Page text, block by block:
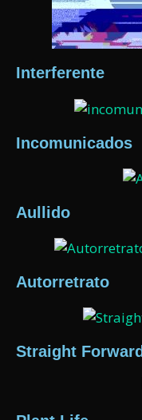
Interferente
Incomunicados
Aullido
Autorretrato
Straight Forward